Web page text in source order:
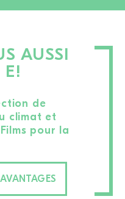
AUSSI
de
climat et
pour la